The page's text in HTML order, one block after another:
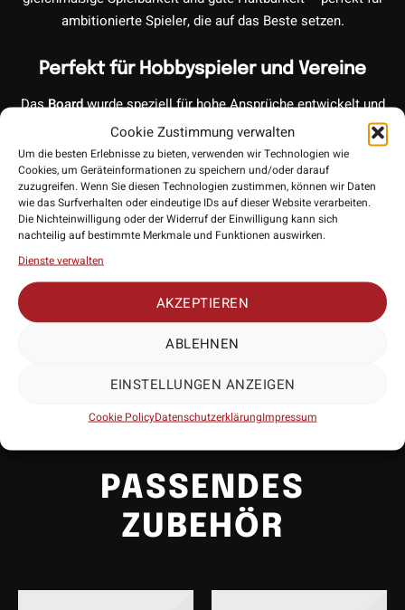
Cookie Zustimmung verwalten
Um die besten Erlebnisse zu bieten, verwenden wir Technologien wie
Cookies, um Geräteinformationen zu speichern und/oder darauf
zuzugreifen. Wenn Sie diesen Technologien zustimmen, können wir Daten
wie das Surfverhalten oder eindeutige IDs auf dieser Website verarbeiten.
Die Nichteinwilligung oder der Widerruf der Einwilligung kann sich
nachteilig auf bestimmte Merkmale und Funktionen auswirken.
Dienste verwalten
AKZEPTIEREN
ABLEHNEN
EINSTELLUNGEN ANZEIGEN
Cookie PolicyDatenschutzerklärungImpressum
ambitionierte Spieler, die auf das Beste setzen.
Perfekt für Hobbyspieler und Vereine
DasBoardwurde speziell für hohe Ansprüche entwickelt und
wird daher bei vielen Turnieren und Hobbyvereinen
eingesetzt. Es vereint modernes Design, Spitzenmaterialien
und eine präzise Verarbeitung, was es zum Favoriten vieler
Dartspieler macht.
Hohe Qualität für Turniere
durch seine gleichmäßige Oberfläche, sondern auch durch
seineultradünne Drahtspinne, die die Trefferfläche maximiert
und den Spielern eine klare Sicht auf die Felder bietet.
Durch sein Peak Fix Lock System, wird das Board ganz
einfach mittig an der Wand befestigt und dann mit drei
PASSENDES
ZUBEHÖR